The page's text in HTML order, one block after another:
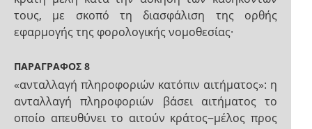
τους, με σκοπό τη διασφάλιση της ορθής
εφαρμογής της φορολογικής νομοθεσίας·
ΠΑΡΑΓΡΑΦΟΣ 8
«ανταλλαγή πληροφοριών κατόπιν αιτήματος»: η
ανταλλαγή πληροφοριών βάσει αιτήματος το
οποίο απευθύνει το αιτούν κράτος−μέλος προς